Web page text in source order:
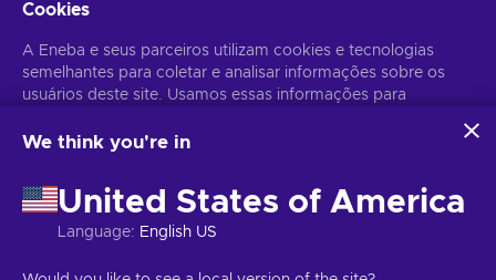
Receba ofertas personalizadas de jogos
Inscrever-se
Você pode cancelar sua inscrição a qualquer momento. Acesse
Cookies
A Eneba e seus parceiros utilizam cookies e tecnologias
semelhantes para coletar e analisar informações sobre os
usuários deste site. Usamos essas informações para
Seus dados pessoais também podem ser usados para a
Ao clicar em "Aceitar todos", você concorda com o uso
dessas tecnologias pela Eneba e seus parceiros. Você pode
ajustar seu consentimento clicando em "Personalizar".
dados, consulteSegurança e Privacidade do Google
We think you're in
United States of America
Language: English US